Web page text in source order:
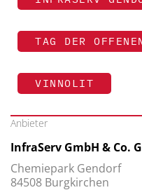
TAG DER
VINNOLIT
Anbieter
InfraServ GmbH & Co.
Chemiepark Gendorf
84508 Burgkirchen